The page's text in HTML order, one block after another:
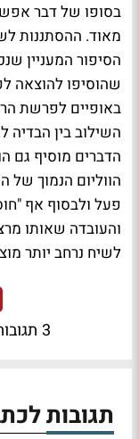
בסופו של דבר
מאוד. ההסתננות
הסיפור המעניין
שהוסיפו להוצאה
באופיים לפרשת
השילוב בין הבדיה
הדברים מוסיף גם
הווליום הנמוך של
פעל ולבסוף אף
והעובדה שאותו
לשיח נרחב יותר
3 תגובות
תגובות